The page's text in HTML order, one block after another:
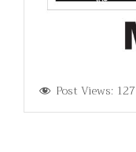
Post Views: 127